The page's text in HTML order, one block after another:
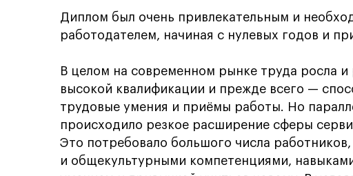
Диплом был очень привлекательным и
работодателем, начиная с нулевых годов и
В целом на современном рынке труда росла и
высокой квалификации и прежде всего —
трудовые умения и приёмы работы. Но
происходило резкое расширение сферы
Это потребовало большого числа
и общекультурными компетенциями,